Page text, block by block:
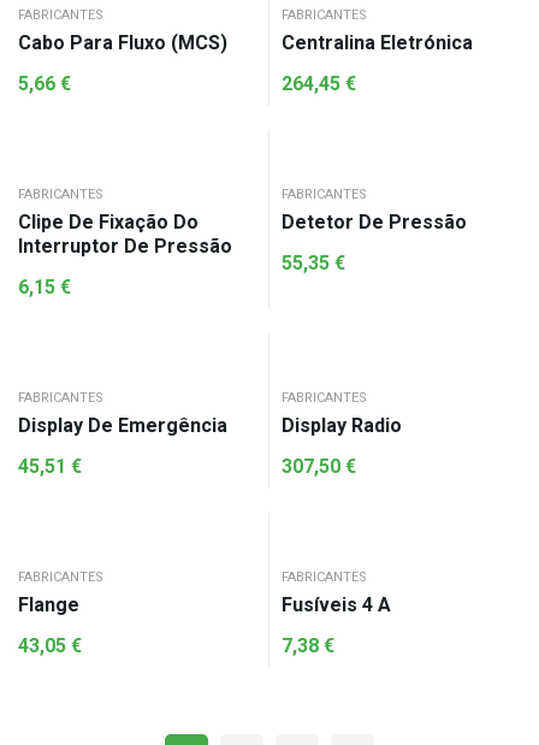
FABRICANTES
Cabo Para Fluxo (MCS)
5,66 €
FABRICANTES
Centralina Eletrónica
264,45 €
FABRICANTES
Clipe De Fixação Do
Interruptor De Pressão
6,15 €
FABRICANTES
Detetor De Pressão
55,35 €
FABRICANTES
Display De Emergência
45,51 €
FABRICANTES
Display Radio
307,50 €
FABRICANTES
Flange
43,05 €
FABRICANTES
Fusíveis 4 A
7,38 €